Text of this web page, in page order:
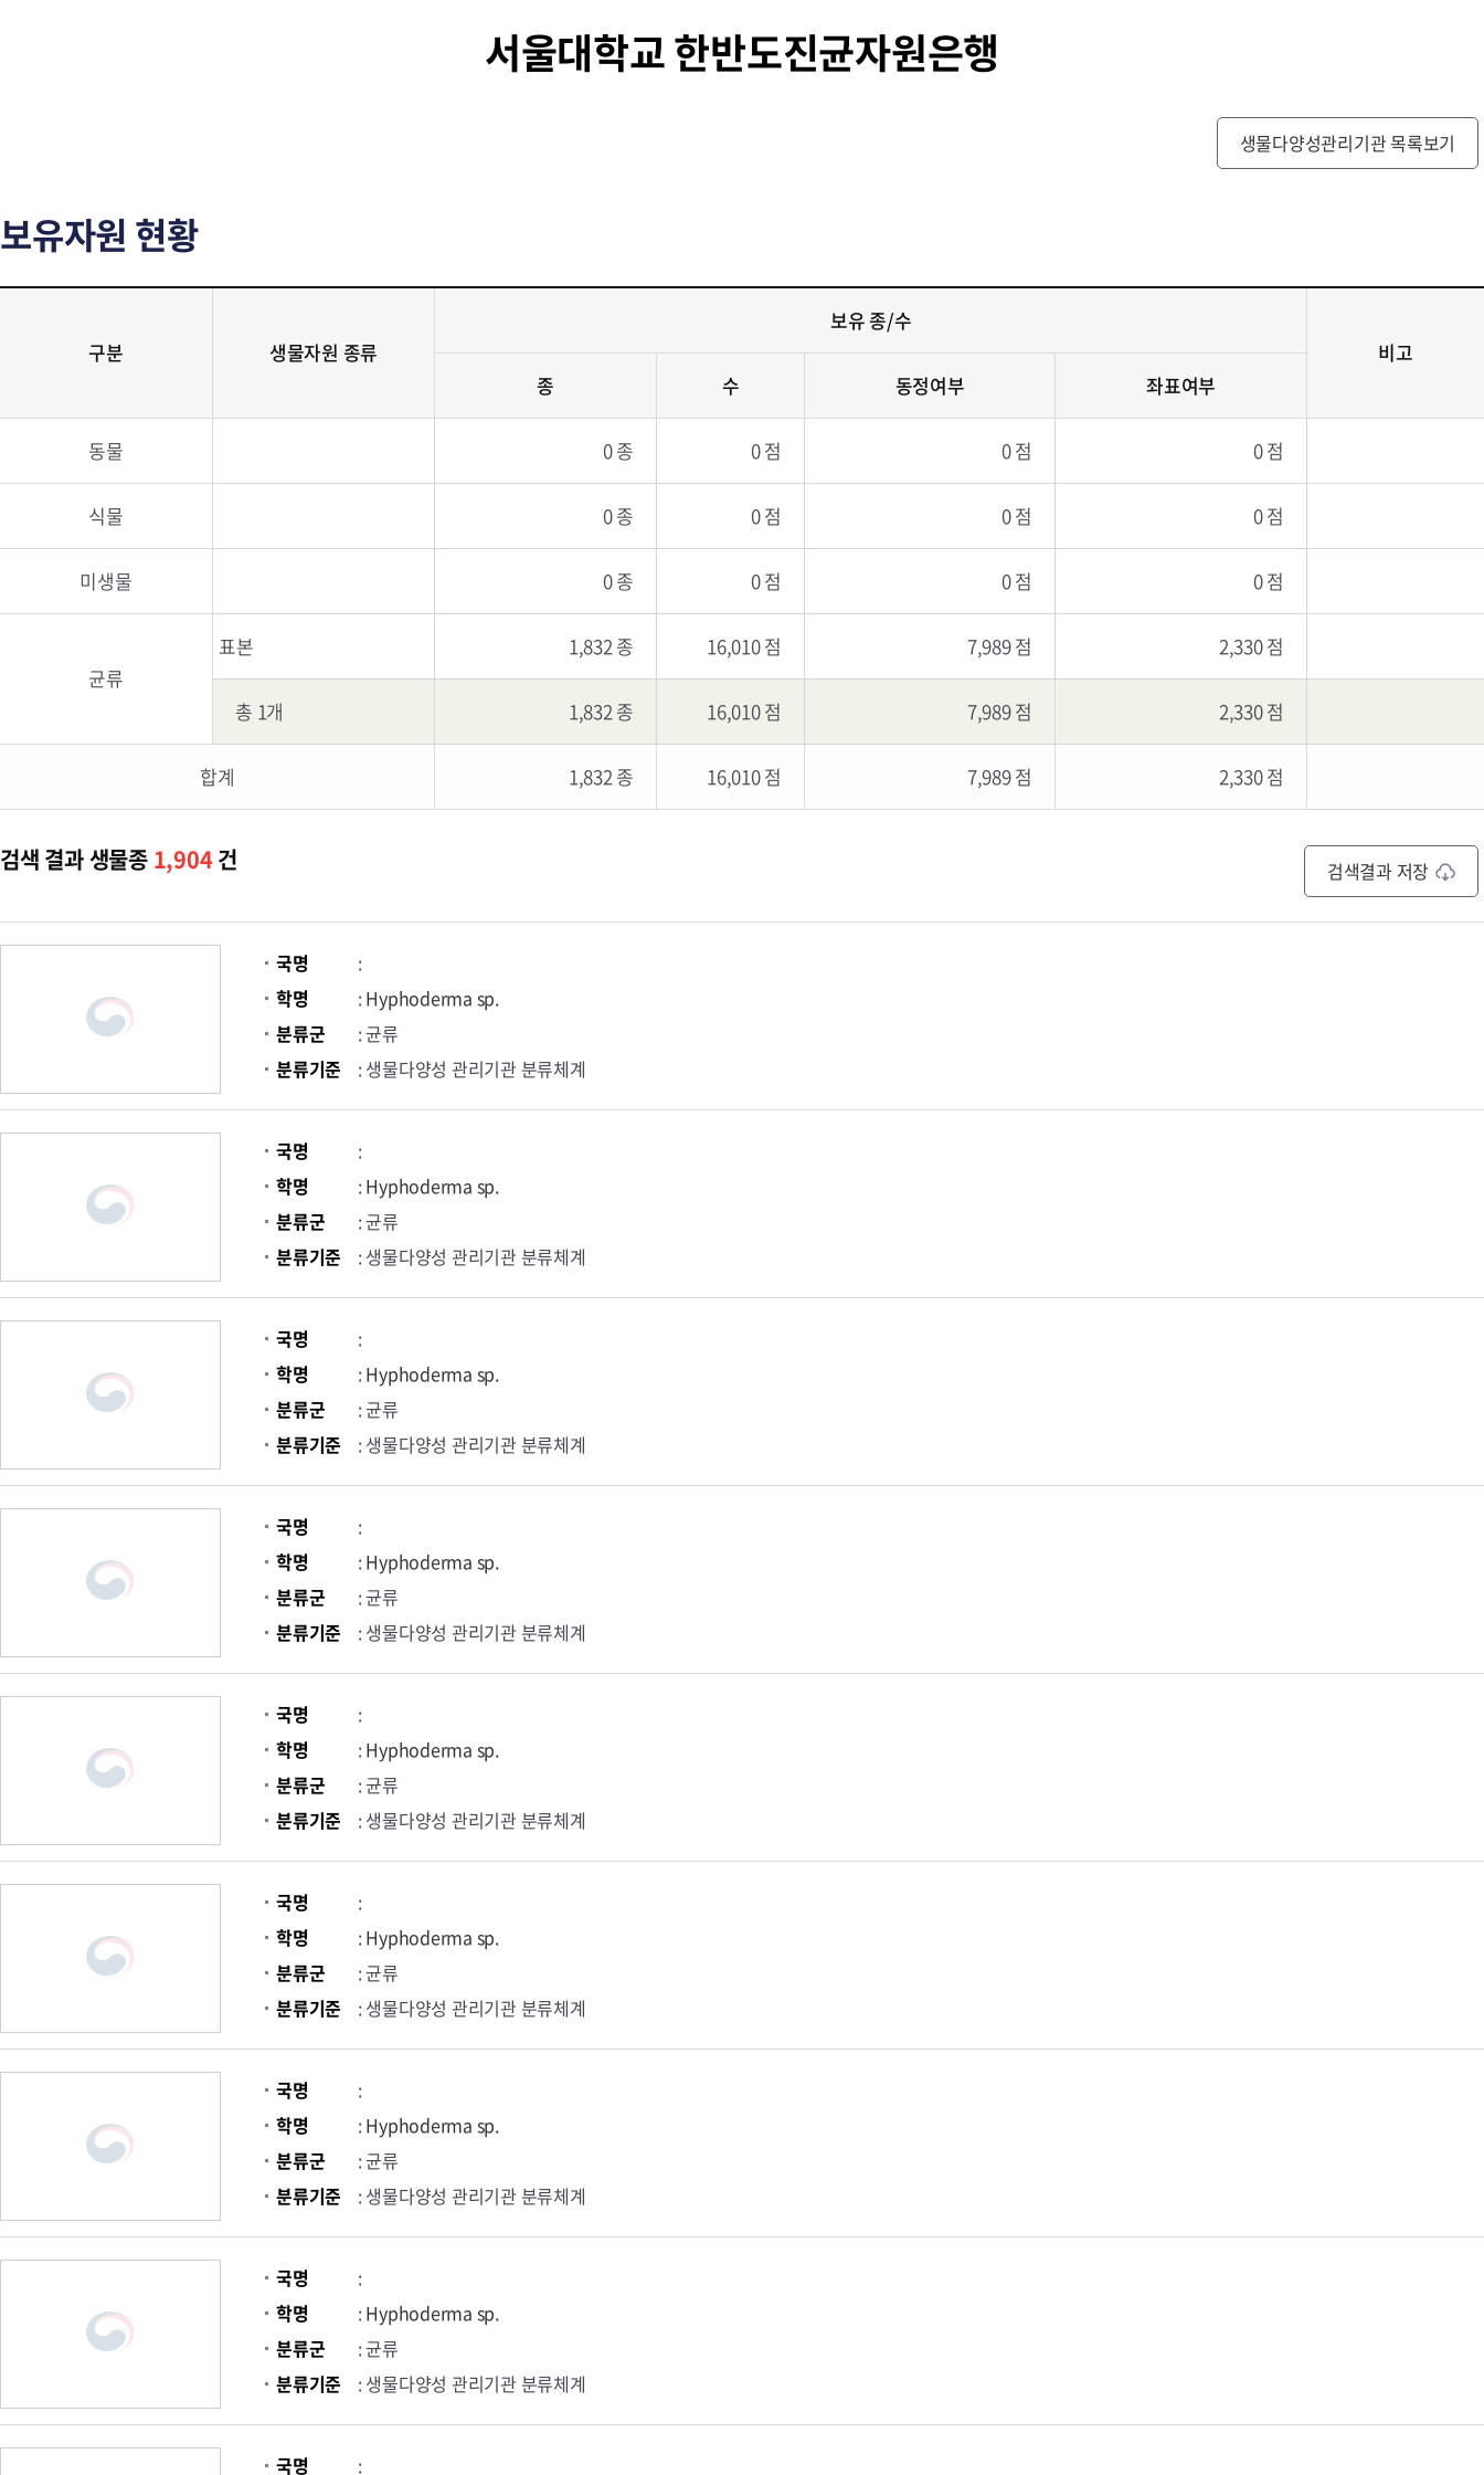
서울대학교 한반도진균자원은행
생물다양성관리기관 목록보기
보유자원 현황
구분 생물자원 종류
보유 종/수
비고
종
수 동정여부 좌표여부
동물 0 종 0 점 0 점 0 점
식물 0 종 0 점 0 점 0 점
미생물 0 종 0 점 0 점 0 점
균류
표본 1,832 종 16,010 점 7,989 점 2,330 점
총 1개 1,832 종 16,010 점 7,989 점 2,330 점
합계 1,832 종 16,010 점 7,989 점 2,330 점
검색 결과 생물종 1,904건 검색결과 저장
국명
:
학명
:Hyphoderma sp.
분류군
: 균류
분류기준
: 생물다양성 관리기관 분류체계
국명
:
학명
:Hyphoderma sp.
분류군
: 균류
분류기준
: 생물다양성 관리기관 분류체계
국명
:
학명
:Hyphoderma sp.
분류군
: 균류
분류기준
: 생물다양성 관리기관 분류체계
국명
:
학명
:Hyphoderma sp.
분류군
: 균류
분류기준
: 생물다양성 관리기관 분류체계
국명
:
학명
:Hyphoderma sp.
분류군
: 균류
분류기준
: 생물다양성 관리기관 분류체계
국명
:
학명
:Hyphoderma sp.
분류군
: 균류
분류기준
: 생물다양성 관리기관 분류체계
국명
:
학명
:Hyphoderma sp.
분류군
: 균류
분류기준
: 생물다양성 관리기관 분류체계
국명
:
학명
:Hyphoderma sp.
분류군
: 균류
분류기준
: 생물다양성 관리기관 분류체계
국명 :